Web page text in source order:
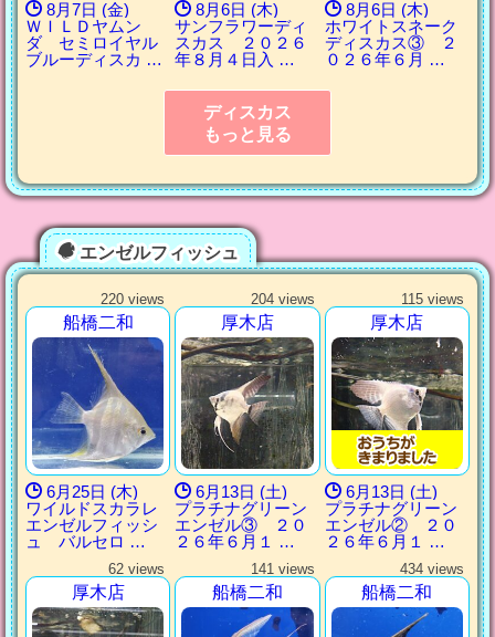
8月7日 (金)
ＷＩＬＤヤムン
ダ セミロイヤル
ブルーディスカ …
8月6日 (木)
サンフラワーディ
スカス ２０２６
年８月４日入 …
8月6日 (木)
ホワイトスネーク
ディスカス③ ２
０２６年６月 …
ディスカス
もっと見る
エンゼルフィッシュ
220 views
船橋二和
6月25日 (木)
ワイルドスカラレ
エンゼルフィッシ
ュ バルセロ …
204 views
厚木店
6月13日 (土)
プラチナグリーン
エンゼル③ ２０
２６年６月１ …
115 views
厚木店
6月13日 (土)
プラチナグリーン
エンゼル② ２０
２６年６月１ …
62 views
厚木店
141 views
船橋二和
434 views
船橋二和